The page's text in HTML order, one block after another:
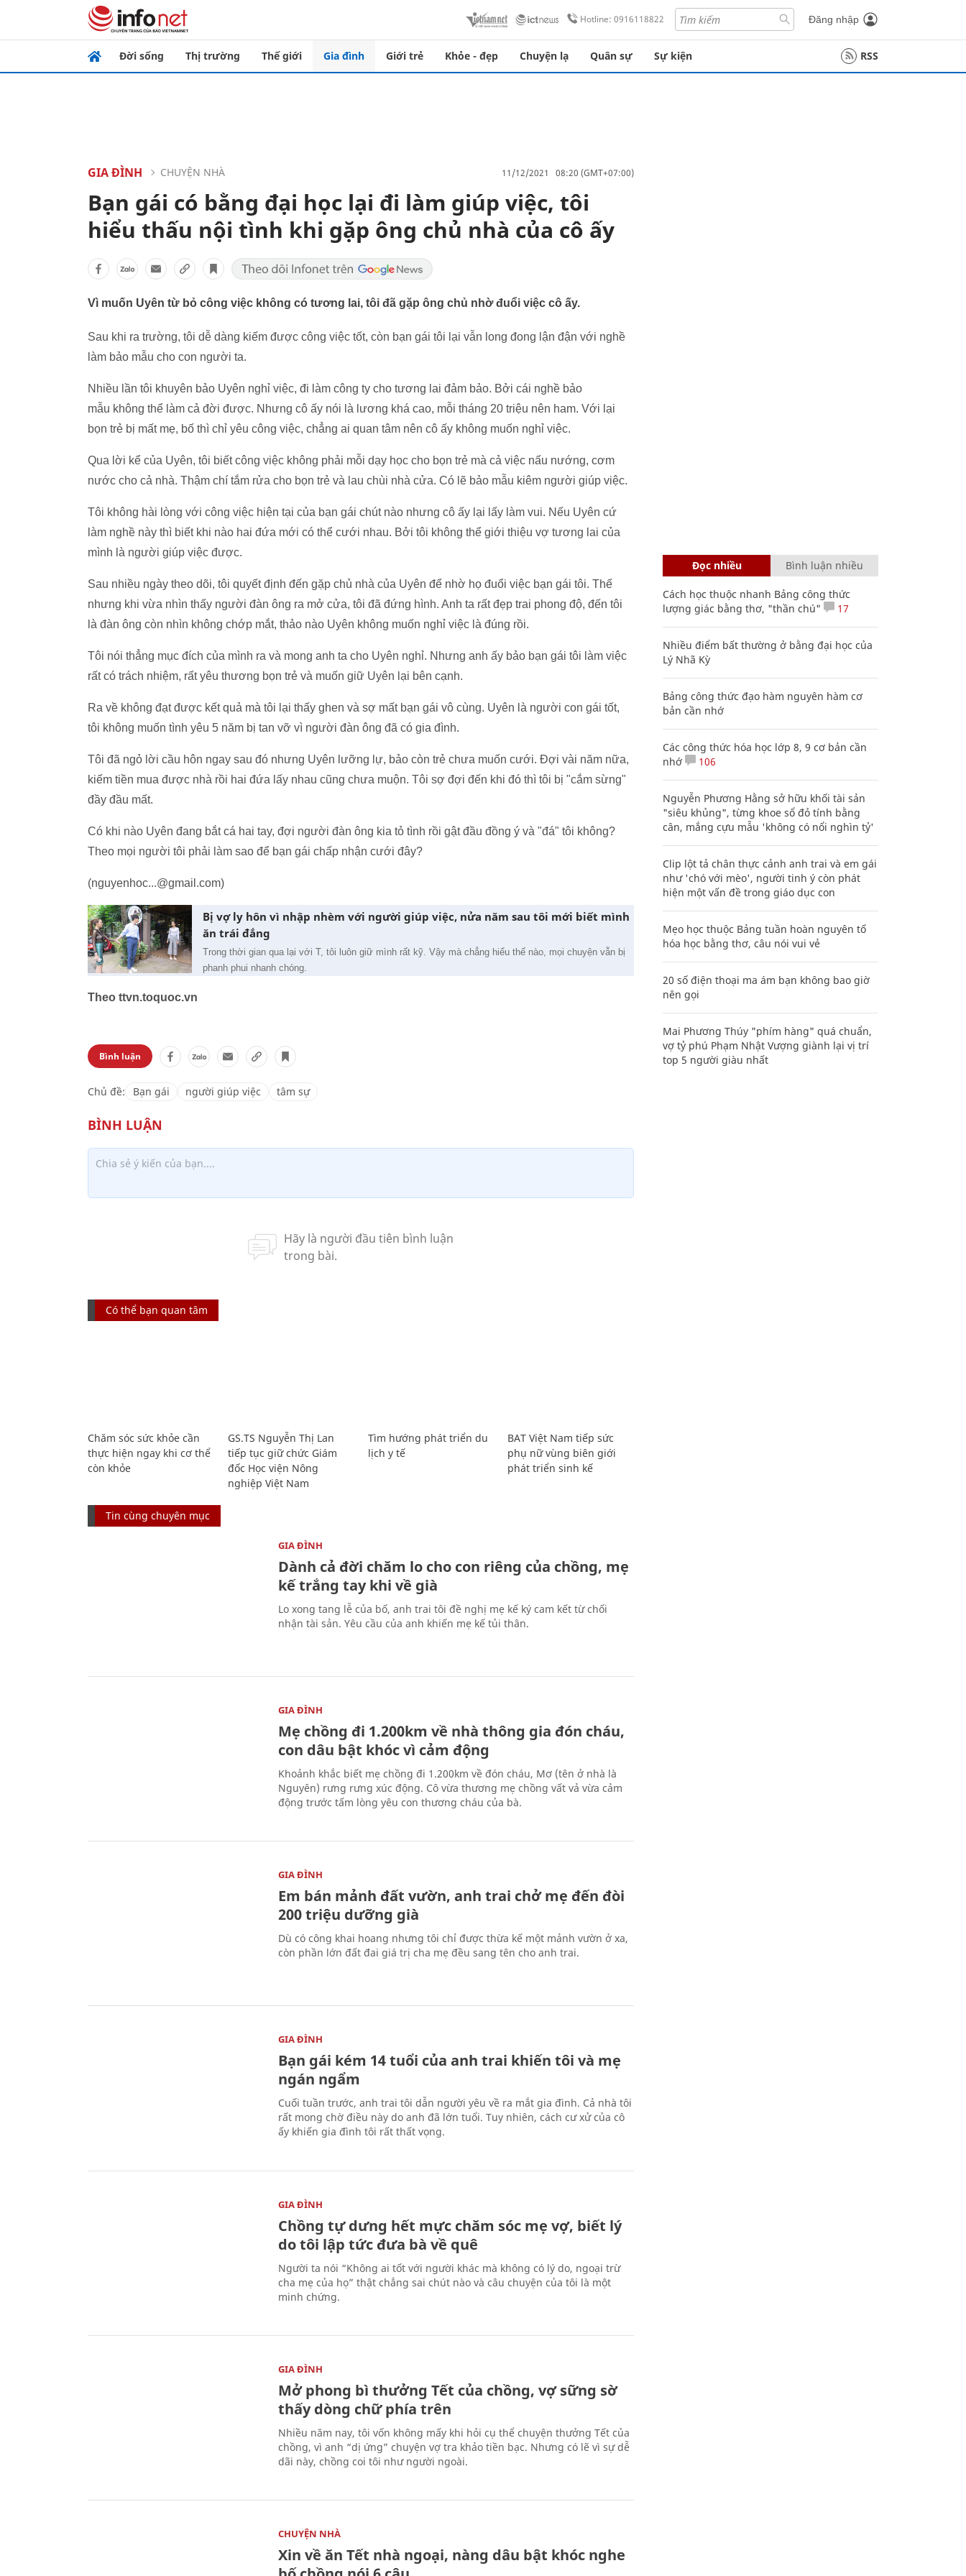
Hotline: 0916118822 Đăng nhập
Đời sống Thị trường Thế giới Gia đình Giới trẻ Khỏe - đẹp Chuyện lạ Quân sự Sự kiện RSS
GIA ĐÌNH CHUYỆN NHÀ 11/12/2021 08:20 (GMT+07:00)
Bạn gái có bằng đại học lại đi làm giúp việc, tôi
hiểu thấu nội tình khi gặp ông chủ nhà của cô ấy
Vì muốn Uyên từ bỏ công việc không có tương lai, tôi đã gặp ông chủ nhờ đuổi việc cô ấy.
Sau khi ra trường, tôi dễ dàng kiếm được công việc tốt, còn bạn gái tôi lại vẫn long đong lận đận với nghề
làm bảo mẫu cho con người ta.
Nhiều lần tôi khuyên bảo Uyên nghỉ việc, đi làm công ty cho tương lai đảm bảo. Bởi cái nghề bảo
mẫu không thể làm cả đời được. Nhưng cô ấy nói là lương khá cao, mỗi tháng 20 triệu nên ham. Với lại
bọn trẻ bị mất mẹ, bố thì chỉ yêu công việc, chẳng ai quan tâm nên cô ấy không muốn nghỉ việc.
Qua lời kể của Uyên, tôi biết công việc không phải mỗi dạy học cho bọn trẻ mà cả việc nấu nướng, cơm
nước cho cả nhà. Thậm chí tắm rửa cho bọn trẻ và lau chùi nhà cửa. Có lẽ bảo mẫu kiêm người giúp việc.
Tôi không hài lòng với công việc hiện tại của bạn gái chút nào nhưng cô ấy lại lấy làm vui. Nếu Uyên cứ
làm nghề này thì biết khi nào hai đứa mới có thể cưới nhau. Bởi tôi không thể giới thiệu vợ tương lai của
mình là người giúp việc được.
Sau nhiều ngày theo dõi, tôi quyết định đến gặp chủ nhà của Uyên để nhờ họ đuổi việc bạn gái tôi. Thế
nhưng khi vừa nhìn thấy người đàn ông ra mở cửa, tôi đã đứng hình. Anh ta rất đẹp trai phong độ, đến tôi
là đàn ông còn nhìn không chớp mắt, thảo nào Uyên không muốn nghỉ việc là đúng rồi.
Tôi nói thẳng mục đích của mình ra và mong anh ta cho Uyên nghỉ. Nhưng anh ấy bảo bạn gái tôi làm việc
rất có trách nhiệm, rất yêu thương bọn trẻ và muốn giữ Uyên lại bên cạnh.
Ra về không đạt được kết quả mà tôi lại thấy ghen và sợ mất bạn gái vô cùng. Uyên là người con gái tốt,
tôi không muốn tình yêu 5 năm bị tan vỡ vì người đàn ông đã có gia đình.
Tôi đã ngỏ lời cầu hôn ngay sau đó nhưng Uyên lưỡng lự, bảo còn trẻ chưa muốn cưới. Đợi vài năm nữa,
kiếm tiền mua được nhà rồi hai đứa lấy nhau cũng chưa muộn. Tôi sợ đợi đến khi đó thì tôi bị "cắm sừng"
đầy đầu mất.
Có khi nào Uyên đang bắt cá hai tay, đợi người đàn ông kia tỏ tình rồi gật đầu đồng ý và "đá" tôi không?
Theo mọi người tôi phải làm sao để bạn gái chấp nhận cưới đây?
(nguyenhoc...@gmail.com)
Bị vợ ly hôn vì nhập nhèm với người giúp việc, nửa năm sau tôi mới biết mình
ăn trái đắng
Trong thời gian qua lại với T, tôi luôn giữ mình rất kỹ. Vậy mà chẳng hiểu thế nào, mọi chuyện vẫn bị
phanh phui nhanh chóng.
Theo ttvn.toquoc.vn
Bình luận
Chủ đề: Bạn gái người giúp việc tâm sự
Có thể bạn quan tâm
Chăm sóc sức khỏe cần
thực hiện ngay khi cơ thể
còn khỏe
GS.TS Nguyễn Thị Lan
tiếp tục giữ chức Giám
đốc Học viện Nông
nghiệp Việt Nam
Tìm hướng phát triển du
lịch y tế
BAT Việt Nam tiếp sức
phụ nữ vùng biên giới
phát triển sinh kế
Tin cùng chuyên mục
GIA ĐÌNH
Dành cả đời chăm lo cho con riêng của chồng, mẹ
kế trắng tay khi về già
Lo xong tang lễ của bố, anh trai tôi đề nghị mẹ kế ký cam kết từ chối
nhận tài sản. Yêu cầu của anh khiến mẹ kế tủi thân.
GIA ĐÌNH
Mẹ chồng đi 1.200km về nhà thông gia đón cháu,
con dâu bật khóc vì cảm động
Khoảnh khắc biết mẹ chồng đi 1.200km về đón cháu, Mơ (tên ở nhà là
Nguyên) rưng rưng xúc động. Cô vừa thương mẹ chồng vất vả vừa cảm
động trước tấm lòng yêu con thương cháu của bà.
GIA ĐÌNH
Em bán mảnh đất vườn, anh trai chở mẹ đến đòi
200 triệu dưỡng già
Dù có công khai hoang nhưng tôi chỉ được thừa kế một mảnh vườn ở xa,
còn phần lớn đất đai giá trị cha mẹ đều sang tên cho anh trai.
GIA ĐÌNH
Bạn gái kém 14 tuổi của anh trai khiến tôi và mẹ
ngán ngẩm
Cuối tuần trước, anh trai tôi dẫn người yêu về ra mắt gia đình. Cả nhà tôi
rất mong chờ điều này do anh đã lớn tuổi. Tuy nhiên, cách cư xử của cô
ấy khiến gia đình tôi rất thất vọng.
GIA ĐÌNH
Chồng tự dưng hết mực chăm sóc mẹ vợ, biết lý
do tôi lập tức đưa bà về quê
Người ta nói “Không ai tốt với người khác mà không có lý do, ngoại trừ
cha mẹ của họ” thật chẳng sai chút nào và câu chuyện của tôi là một
minh chứng.
GIA ĐÌNH
Mở phong bì thưởng Tết của chồng, vợ sững sờ
thấy dòng chữ phía trên
Nhiều năm nay, tôi vốn không mấy khi hỏi cụ thể chuyện thưởng Tết của
chồng, vì anh “dị ứng” chuyện vợ tra khảo tiền bạc. Nhưng có lẽ vì sự dễ
dãi này, chồng coi tôi như người ngoài.
CHUYỆN NHÀ
Xin về ăn Tết nhà ngoại, nàng dâu bật khóc nghe
Đọc nhiều Bình luận nhiều
Cách học thuộc nhanh Bảng công thức
lượng giác bằng thơ, "thần chú"
17
Nhiều điểm bất thường ở bằng đại học của
Lý Nhã Kỳ
Bảng công thức đạo hàm nguyên hàm cơ
bản cần nhớ
Các công thức hóa học lớp 8, 9 cơ bản cần
nhớ
106
Nguyễn Phương Hằng sở hữu khối tài sản
"siêu khủng", từng khoe sổ đỏ tính bằng
cân, mắng cựu mẫu 'không có nổi nghìn tỷ'
Clip lột tả chân thực cảnh anh trai và em gái
như 'chó với mèo', người tinh ý còn phát
hiện một vấn đề trong giáo dục con
Mẹo học thuộc Bảng tuần hoàn nguyên tố
hóa học bằng thơ, câu nói vui vẻ
20 số điện thoại ma ám bạn không bao giờ
nên gọi
Mai Phương Thúy "phím hàng" quá chuẩn,
vợ tỷ phú Phạm Nhật Vượng giành lại vị trí
top 5 người giàu nhất